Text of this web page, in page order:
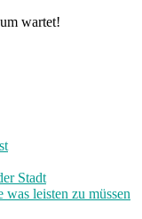
wartet!
Stadt
leisten zu müssen